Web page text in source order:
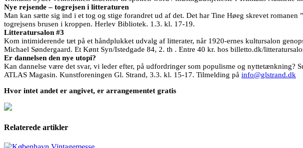
Nye rejsende – togrejsen i litteraturen
Man kan sætte sig ind i et tog og stige forandret ud af det. Det har Tine Høeg skrevet
togrejsens brusen i kroppen. Herlev Bibliotek. 1.3. kl. 17-19.
Litteratursalon #3
Kom intimiderende tæt på et håndplukket udvalg af litterater, når 1920-ernes kultursalon
Michael Søndergaard. Et Kønt Syn/Istedgade 84, 2. th . Entre 40 kr. hos billetto.dk/
Er dannelsen den nye utopi?
Kan dannelse være det svar, vi leder efter, på udfordringer som populisme og
ATLAS Magasin. Kunstforeningen Gl. Strand, 3.3. kl. 15-17. Tilmelding på info@glstrand.dk
Hvor intet andet er angivet, er arrangementet gratis
Relaterede artikler